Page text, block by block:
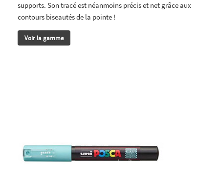
supports. Son tracé est néanmoins précis et net grâce aux
contours biseautés de la pointe !
Voir la gamme